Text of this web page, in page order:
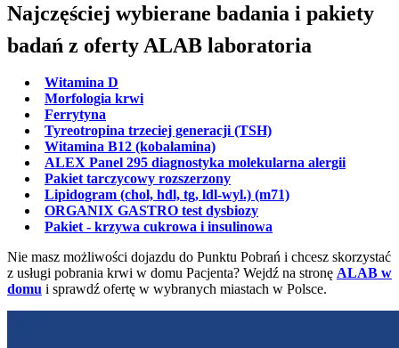
Najczęściej wybierane badania i pakiety
badań z oferty ALAB laboratoria
Witamina D
Morfologia krwi
Ferrytyna
Tyreotropina trzeciej generacji (TSH)
Witamina B12 (kobalamina)
ALEX Panel 295 diagnostyka molekularna alergii
Pakiet tarczycowy rozszerzony
Lipidogram (chol, hdl, tg, ldl-wyl.) (m71)
ORGANIX GASTRO test dysbiozy
Pakiet - krzywa cukrowa i insulinowa
Nie masz możliwości dojazdu do Punktu Pobrań i chcesz skorzystać
z usługi pobrania krwi w domu Pacjenta? Wejdź na stronę ALAB w
domu i sprawdź ofertę w wybranych miastach w Polsce.